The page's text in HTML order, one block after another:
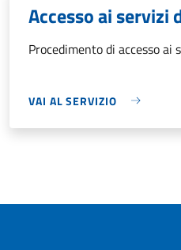
Accesso ai servizi
Procedimento di accesso ai
VAI AL SERVIZIO